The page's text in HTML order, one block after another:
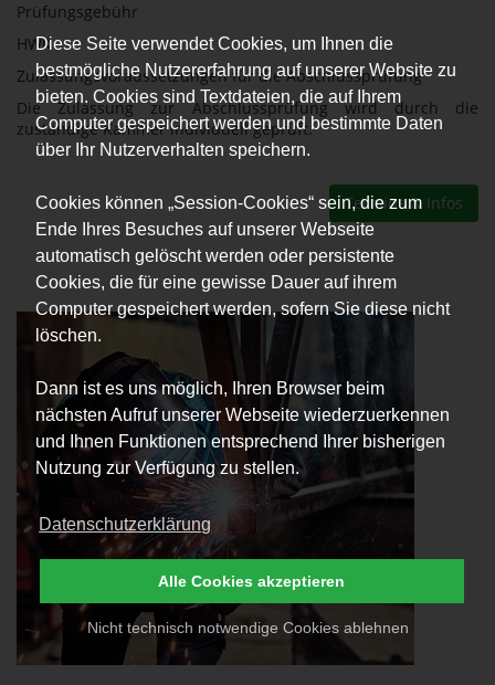
Diese Seite verwendet Cookies, um Ihnen die
bestmögliche Nutzererfahrung auf unserer Website zu
bieten. Cookies sind Textdateien, die auf Ihrem
Computer gespeichert werden und bestimmte Daten
über Ihr Nutzerverhalten speichern.
Cookies können „Session-Cookies“ sein, die zum
Ende Ihres Besuches auf unserer Webseite
automatisch gelöscht werden oder persistente
Cookies, die für eine gewisse Dauer auf ihrem
Computer gespeichert werden, sofern Sie diese nicht
löschen.
Dann ist es uns möglich, Ihren Browser beim
nächsten Aufruf unserer Webseite wiederzuerkennen
und Ihnen Funktionen entsprechend Ihrer bisherigen
Nutzung zur Verfügung zu stellen.
Datenschutzerklärung
Nicht technisch notwendige Cookies ablehnen
Alle Cookies akzeptieren
Prüfungsgebühr
HWK
Zulassungsvoraussetzungen für die Abschlussprüfung
Die Zulassung zur Abschlussprüfung wird durch die
zuständige Kammer individuell geprüft.
Termine & Infos